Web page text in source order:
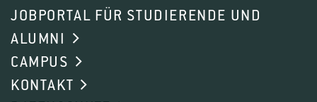
JOBPORTAL FÜR STUDIERENDE UND
ALUMNI
CAMPUS
KONTAKT